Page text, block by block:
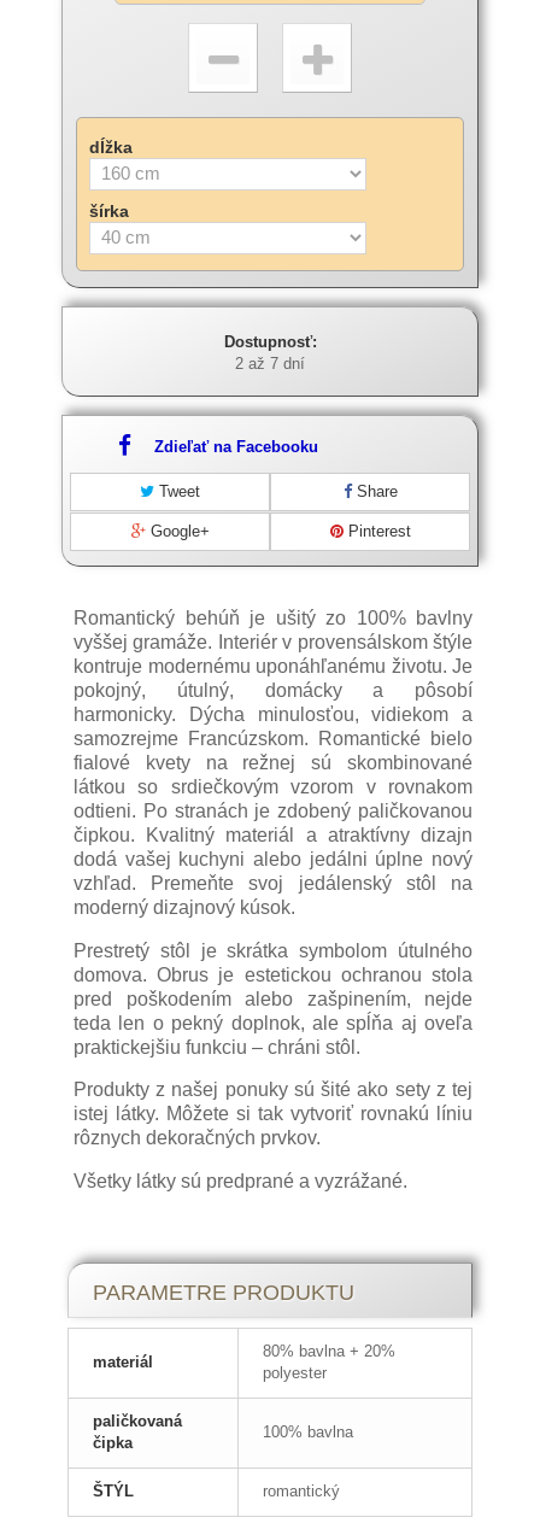
dĺžka
šírka
Dostupnosť:
2 až 7 dní
Zdieľať na Facebooku
Tweet Share
Google+ Pinterest
Romantický behúň je ušitý zo 100% bavlny
vyššej gramáže. Interiér v provensálskom štýle
kontruje modernému uponáhľanému životu. Je
pokojný, útulný, domácky a pôsobí
harmonicky. Dýcha minulosťou, vidiekom a
samozrejme Francúzskom. Romantické bielo
fialové kvety na režnej sú skombinované
látkou so srdiečkovým vzorom v rovnakom
odtieni. Po stranách je zdobený paličkovanou
čipkou. Kvalitný materiál a atraktívny dizajn
dodá vašej kuchyni alebo jedálni úplne nový
vzhľad. Premeňte svoj jedálenský stôl na
moderný dizajnový kúsok.
Prestretý stôl je skrátka symbolom útulného
domova. Obrus je estetickou ochranou stola
pred poškodením alebo zašpinením, nejde
teda len o pekný doplnok, ale spĺňa aj oveľa
praktickejšiu funkciu – chráni stôl.
Produkty z našej ponuky sú šité ako sety z tej
istej látky. Môžete si tak vytvoriť rovnakú líniu
rôznych dekoračných prvkov.
Všetky látky sú predprané a vyzrážané.
Štóla, stredový obrus, behúň, či
šerpa?
Poznáme rôzne názvy pre obrus, ktorý
prechádza najmä širšou časťou po dĺžke a
presahuje za okraj. Štóla je obyčajne užší
obrus, kým stredovým obrusom nazývame
širší obrus. V každom prípade táto skupina
obrusov vytvára rovnocenné čiastočné
prekrytie pre všetkých prísediacich.
PARAMETRE PRODUKTU
materiál
80% bavlna + 20%
polyester
paličkovaná
čipka
100% bavlna
ŠTÝL romantický